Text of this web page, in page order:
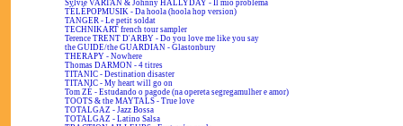
Sylvie VARTAN & Johnny HALLYDAY - Il mio problema
TÉLÉPOPMUSIK - Da hoola (hoola hop version)
TANGER - Le petit soldat
TECHNIKART french tour sampler
Terence TRENT D'ARBY - Do you love me like you say
the GUIDE/the GUARDIAN - Glastonbury
THERAPY - Nowhere
Thomas DARMON - 4 titres
TITANIC - Destination disaster
TITANIC - My heart will go on
Tom ZÉ - Estudando o pagode (na opereta segregamulher e amor)
TOOTS & the MAYTALS - True love
TOTALGAZ - Jazz Bossa
TOTALGAZ - Latino Salsa